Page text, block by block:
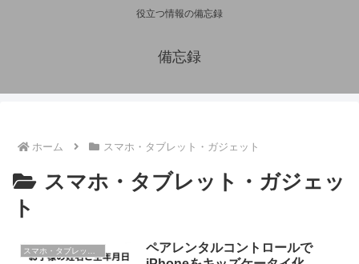
役立つ情報の備忘録
備忘録
ホーム スマホ・タブレット・ガジェット
スマホ・タブレット・ガジェッ
ト
ペアレンタルコントロールで